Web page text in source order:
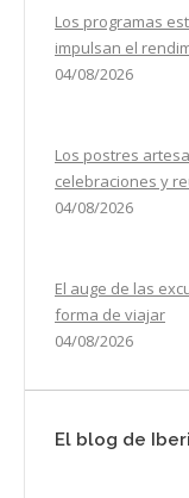
Los programas
impulsan el
04/08/2026
Los postres
celebraciones y
04/08/2026
El auge de las
forma de viajar
04/08/2026
El blog de